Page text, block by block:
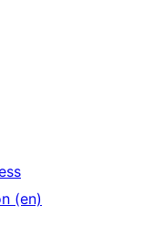
(en)